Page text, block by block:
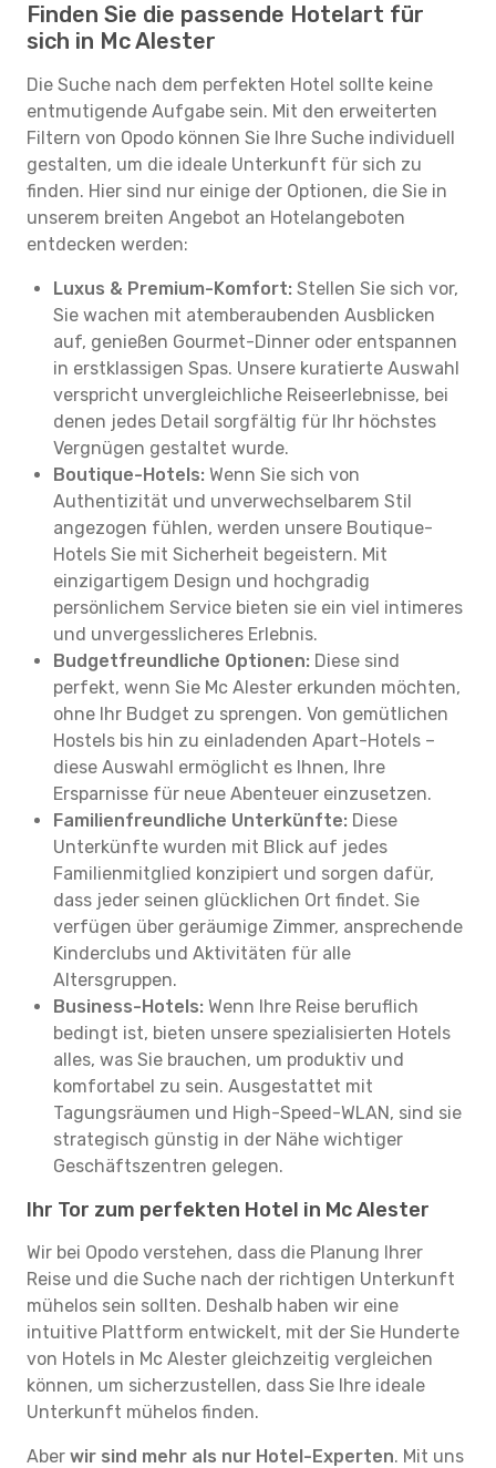
Finden Sie die passende Hotelart für
sich in Mc Alester
Die Suche nach dem perfekten Hotel sollte keine
entmutigende Aufgabe sein. Mit den erweiterten
Filtern von Opodo können Sie Ihre Suche individuell
gestalten, um die ideale Unterkunft für sich zu
finden. Hier sind nur einige der Optionen, die Sie in
unserem breiten Angebot an Hotelangeboten
entdecken werden:
Luxus & Premium-Komfort: Stellen Sie sich vor,
Sie wachen mit atemberaubenden Ausblicken
auf, genießen Gourmet-Dinner oder entspannen
in erstklassigen Spas. Unsere kuratierte Auswahl
verspricht unvergleichliche Reiseerlebnisse, bei
denen jedes Detail sorgfältig für Ihr höchstes
Vergnügen gestaltet wurde.
Boutique-Hotels: Wenn Sie sich von
Authentizität und unverwechselbarem Stil
angezogen fühlen, werden unsere Boutique-
Hotels Sie mit Sicherheit begeistern. Mit
einzigartigem Design und hochgradig
persönlichem Service bieten sie ein viel intimeres
und unvergesslicheres Erlebnis.
Budgetfreundliche Optionen: Diese sind
perfekt, wenn Sie Mc Alester erkunden möchten,
ohne Ihr Budget zu sprengen. Von gemütlichen
Hostels bis hin zu einladenden Apart-Hotels –
diese Auswahl ermöglicht es Ihnen, Ihre
Ersparnisse für neue Abenteuer einzusetzen.
Familienfreundliche Unterkünfte: Diese
Unterkünfte wurden mit Blick auf jedes
Familienmitglied konzipiert und sorgen dafür,
dass jeder seinen glücklichen Ort findet. Sie
verfügen über geräumige Zimmer, ansprechende
Kinderclubs und Aktivitäten für alle
Altersgruppen.
Business-Hotels: Wenn Ihre Reise beruflich
bedingt ist, bieten unsere spezialisierten Hotels
alles, was Sie brauchen, um produktiv und
komfortabel zu sein. Ausgestattet mit
Tagungsräumen und High-Speed-WLAN, sind sie
strategisch günstig in der Nähe wichtiger
Geschäftszentren gelegen.
Ihr Tor zum perfekten Hotel in Mc Alester
Wir bei Opodo verstehen, dass die Planung Ihrer
Reise und die Suche nach der richtigen Unterkunft
mühelos sein sollten. Deshalb haben wir eine
intuitive Plattform entwickelt, mit der Sie Hunderte
von Hotels in Mc Alester gleichzeitig vergleichen
können, um sicherzustellen, dass Sie Ihre ideale
Unterkunft mühelos finden.
Aber wir sind mehr als nur Hotel-Experten. Mit uns